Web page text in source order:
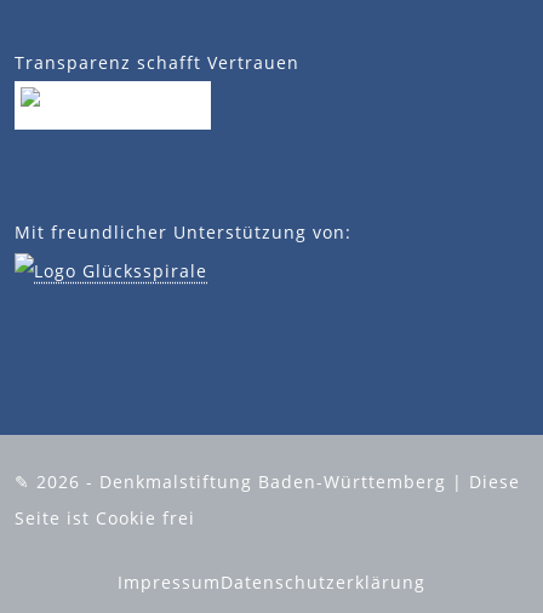
Transparenz schafft Vertrauen
Mit freundlicher Unterstützung von:
✎ 2026 - Denkmalstiftung Baden-Württemberg | Diese
Seite ist Cookie frei
ImpressumDatenschutzerklärung